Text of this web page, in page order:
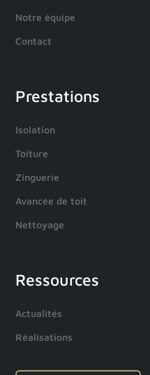
Notre équipe
Contact
Prestations
Isolation
Toiture
Zinguerie
Avancée de toit
Nettoyage
Ressources
Actualités
Réalisations